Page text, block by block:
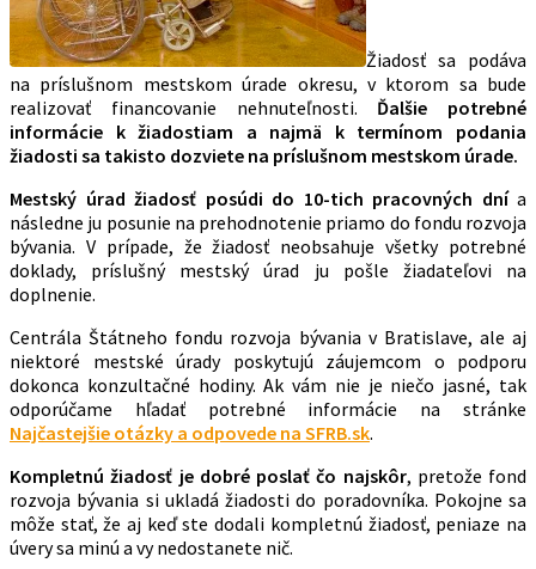
Žiadosť sa podáva
na príslušnom mestskom úrade okresu, v ktorom sa bude
realizovať financovanie nehnuteľnosti. Ďalšie potrebné
informácie k žiadostiam a najmä k termínom podania
žiadosti sa takisto dozviete na príslušnom mestskom úrade.
Mestský úrad žiadosť posúdi do 10-tich pracovných dnía
následne ju posunie na prehodnotenie priamo do fondu rozvoja
bývania. V prípade, že žiadosť neobsahuje všetky potrebné
doklady, príslušný mestský úrad ju pošle žiadateľovi na
doplnenie.
Centrála Štátneho fondu rozvoja bývania v Bratislave, ale aj
niektoré mestské úrady poskytujú záujemcom o podporu
dokonca konzultačné hodiny. Ak vám nie je niečo jasné, tak
odporúčame hľadať potrebné informácie na stránke
Najčastejšie otázky a odpovede na SFRB.sk.
Kompletnú žiadosť je dobré poslať čo najskôr, pretože fond
rozvoja bývania si ukladá žiadosti do poradovníka. Pokojne sa
môže stať, že aj keď ste dodali kompletnú žiadosť, peniaze na
úvery sa minú a vy nedostanete nič.